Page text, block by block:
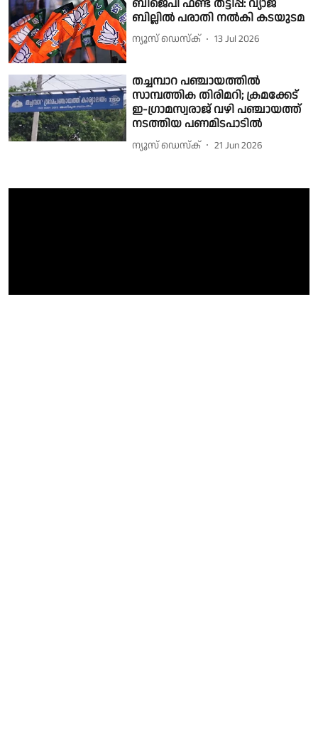
ബിജെപി ഫണ്ട് തട്ടിപ്പ്: വ്യാജ
ബില്ലിൽ പരാതി നൽകി കടയുടമ
ന്യൂസ് ഡെസ്ക് 13 Jul 2026
തച്ചമ്പാറ പഞ്ചായത്തിൽ
സാമ്പത്തിക തിരിമറി; ക്രമക്കേട്
ഇ-ഗ്രാമസ്വരാജ് വഴി പഞ്ചായത്ത്
നടത്തിയ പണമിടപാടിൽ
ന്യൂസ് ഡെസ്ക് 21 Jun 2026